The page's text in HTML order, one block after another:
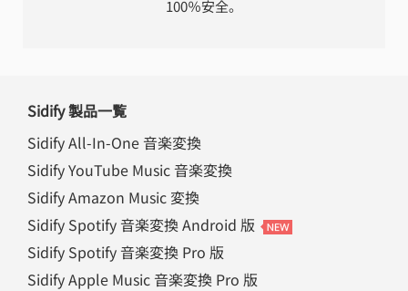
100％安全。
Sidify 製品一覧
Sidify All-In-One 音楽変換
Sidify YouTube Music 音楽変換
Sidify Amazon Music 変換
Sidify Spotify 音楽変換 Android 版
Sidify Spotify 音楽変換 Pro 版
Sidify Apple Music 音楽変換 Pro 版